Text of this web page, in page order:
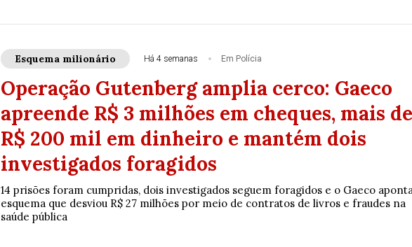
Esquema milionário Há 4 semanas Em Polícia
Operação Gutenberg amplia cerco: Gaeco
apreende R$ 3 milhões em cheques, mais de
R$ 200 mil em dinheiro e mantém dois
investigados foragidos
14 prisões foram cumpridas, dois investigados seguem foragidos e o Gaeco
esquema que desviou R$ 27 milhões por meio de contratos de livros e fraudes na
saúde pública